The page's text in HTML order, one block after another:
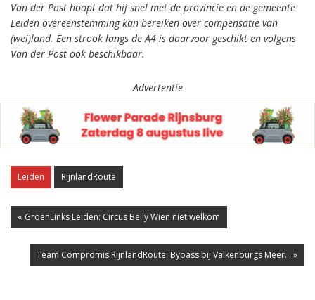
Van der Post hoopt dat hij snel met de provincie en de gemeente
Leiden overeenstemming kan bereiken over compensatie van
(wei)land. Een strook langs de A4 is daarvoor geschikt en volgens
Van der Post ook beschikbaar.
Advertentie
Leiden RijnlandRoute
« GroenLinks Leiden: Circus Belly Wien niet welkom
Team Compromis RijnlandRoute: Bypass bij Valkenburgs Meer... »